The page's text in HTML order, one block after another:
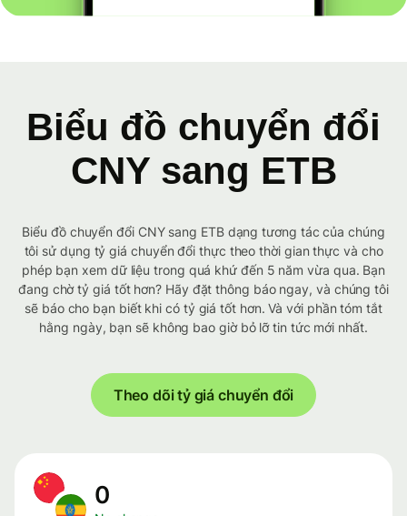
Biểu đồ chuyển đổi
CNY sang ETB
Biểu đồ chuyển đổi CNY sang ETB dạng tương tác của chúng
tôi sử dụng tỷ giá chuyển đổi thực theo thời gian thực và cho
phép bạn xem dữ liệu trong quá khứ đến 5 năm vừa qua. Bạn
đang chờ tỷ giá tốt hơn? Hãy đặt thông báo ngay, và chúng tôi
sẽ báo cho bạn biết khi có tỷ giá tốt hơn. Và với phần tóm tắt
hằng ngày, bạn sẽ không bao giờ bỏ lỡ tin tức mới nhất.
Theo dõi tỷ giá chuyển đổi
0